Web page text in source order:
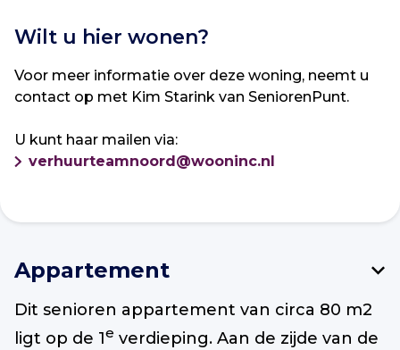
Appartement
Dit senioren appartement van circa 80 m2
ligt op de 1e verdieping. Aan de zijde van de
Wilt u hier wonen?
Voor meer informatie over deze woning, neemt u
contact op met Kim Starink van SeniorenPunt.
U kunt haar mailen via:
verhuurteamnoord@wooninc.nl